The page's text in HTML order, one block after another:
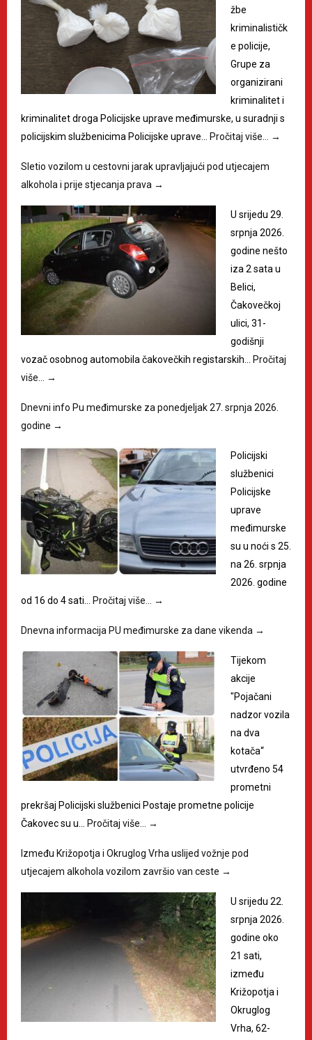
žbe
kriminalističk
e policije,
Grupe za
organizirani
kriminalitet i
kriminalitet droga Policijske uprave međimurske, u suradnji s
policijskim službenicima Policijske uprave… Pročitaj više… →
Sletio vozilom u cestovni jarak upravljajući pod utjecajem
alkohola i prije stjecanja prava →
U srijedu 29.
srpnja 2026.
godine nešto
iza 2 sata u
Belici,
Čakovečkoj
ulici, 31-
godišnji
vozač osobnog automobila čakovečkih registarskih… Pročitaj
više… →
Dnevni info Pu međimurske za ponedjeljak 27. srpnja 2026.
godine →
Policijski
službenici
Policijske
uprave
međimurske
su u noći s 25.
na 26. srpnja
2026. godine
od 16 do 4 sati… Pročitaj više… →
Dnevna informacija PU međimurske za dane vikenda →
Tijekom
akcije
"Pojačani
nadzor vozila
na dva
kotača“
utvrđeno 54
prometni
prekršaj Policijski službenici Postaje prometne policije
Čakovec su u… Pročitaj više… →
Između Križopotja i Okruglog Vrha uslijed vožnje pod
utjecajem alkohola vozilom završio van ceste →
U srijedu 22.
srpnja 2026.
godine oko
21 sati,
između
Križopotja i
Okruglog
Vrha, 62-